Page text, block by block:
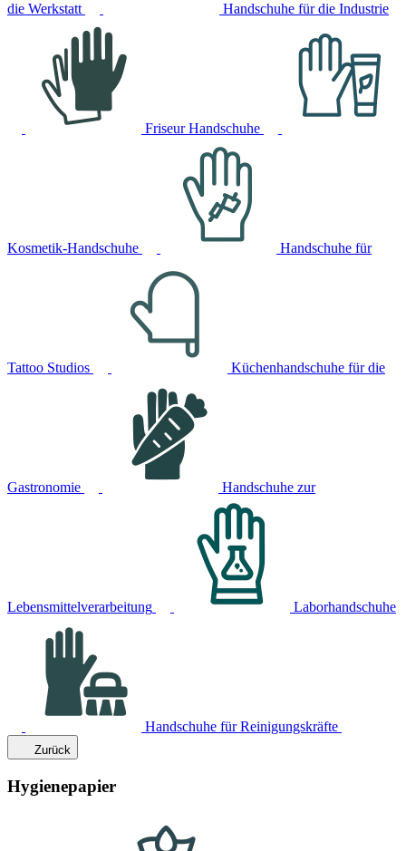
die Werkstatt Handschuhe für die Industrie
Friseur Handschuhe
Kosmetik-Handschuhe Handschuhe für
Tattoo Studios Küchenhandschuhe für die
Gastronomie Handschuhe zur
Lebensmittelverarbeitung Laborhandschuhe
Handschuhe für Reinigungskräfte
Zurück
Hygienepapier